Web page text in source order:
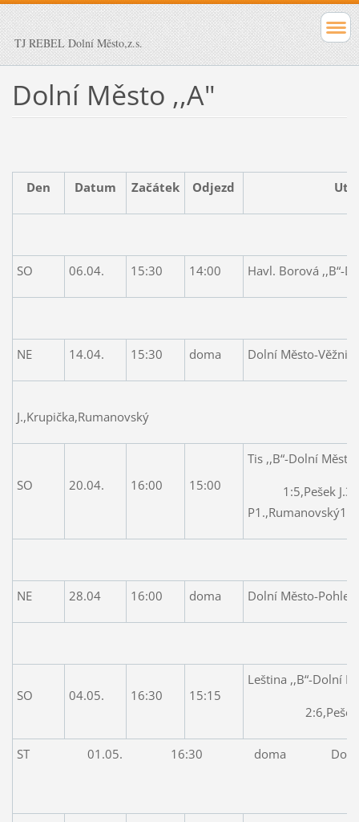
TJ REBEL Dolní Město,z.s.
Dolní Město ,,A"
Den Datum Začátek Odjezd
SO 06.04. 15:30 14:00 Havl. Borová ,,B“-
NE 14.04. 15:30 doma Dolní Město-
J.,Krupička,Rumanovský
SO 20.04. 16:00 15:00
Tis ,,B“-Dolní Město
1:5,Pešek
P1.,Rumanovský1
NE 28.04 16:00 doma Dolní Město-Pohled
SO 04.05. 16:30 15:15
Leština ,,B“-Dolní
2:6,Pešek
ST 01.05. 16:30 doma Dolní